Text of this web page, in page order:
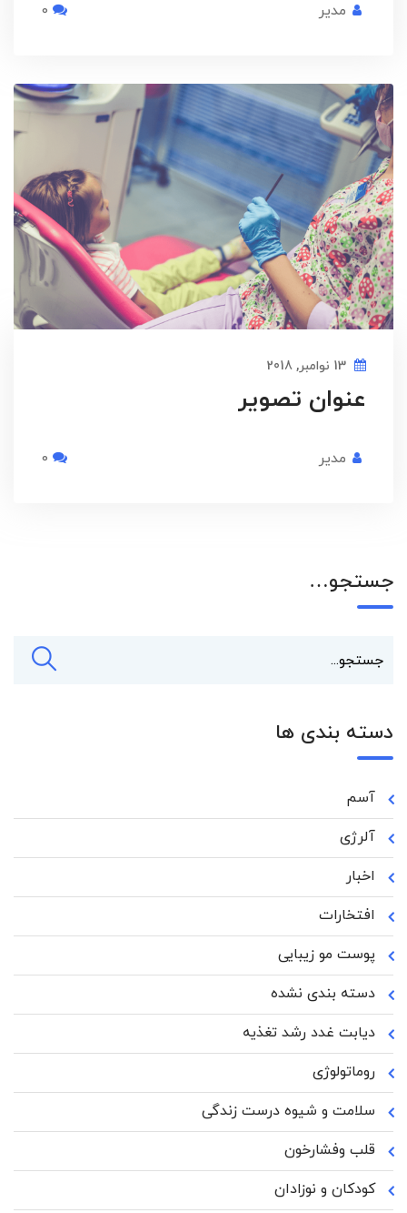
مدیر
عنوان تصویر
مدیر
جستجو…
دسته بندی ها
آسم
آلرژی
اخبار
افتخارات
پوست مو زیبایی
دسته بندی نشده
دیابت غدد رشد تغذیه
روماتولوژی
سلامت و شیوه درست زندگی
قلب وفشارخون
کودکان و نوزادان